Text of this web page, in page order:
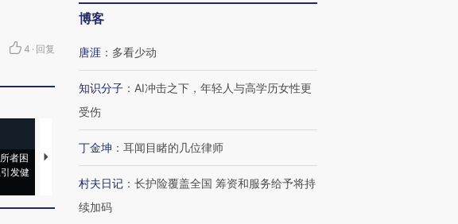
4 · 回复
者困
发健
视线｜HYROX的吸金
心“花钱找虐”？
毒品
育部长拱下台
博客
唐涯 ： 多看少动
知识分子 ： AI冲击之下，年轻人与高学历女性更
受伤
丁金坤 ： 耳闻目睹的几位律师
村夫日记 ： 长护险覆盖全国 筹资和服务给予将持
续加码